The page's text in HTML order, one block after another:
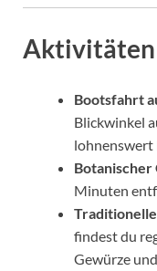
Aktivitäten
Bootsfahrt
Blickwinkel
lohnenswert
Botanischer
Minuten
findest du
Gewürze